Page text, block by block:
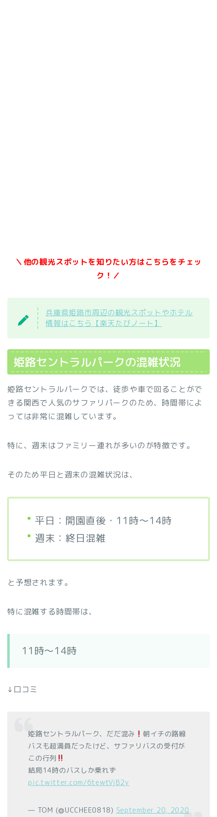
＼他の観光スポットを知りたい方はこちらをチェッ
ク！／
兵庫県姫路市周辺の観光スポットやホテル
情報はこちら【楽天たびノート】
姫路セントラルパークの混雑状況
姫路セントラルパークでは、徒歩や車で回ることがで
きる関西で人気のサファリパークのため、時間帯によ
っては非常に混雑しています。
特に、週末はファミリー連れが多いのが特徴です。
そのため平日と週末の混雑状況は、
平日：開園直後・11時～14時
週末：終日混雑
と予想されます。
特に混雑する時間帯は、
11時～14時
↓口コミ
姫路セントラルパーク、だだ混み
朝イチの路線
バスも超満員だったけど、サファリバスの受付が
この行列
結局14時のバスしか乗れず
pic.twitter.com/6tewtVjB2y
— TOM (@UCCHEE0818) September 20, 2020